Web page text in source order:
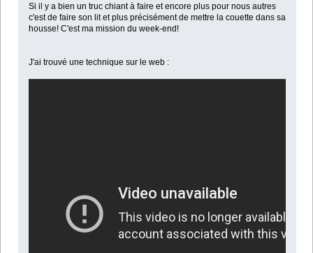
Si il y a bien un truc chiant à faire et encore plus pour nous autres
c'est de faire son lit et plus précisément de mettre la couette dans sa
housse! C'est ma mission du week-end!
J'ai trouvé une technique sur le web :